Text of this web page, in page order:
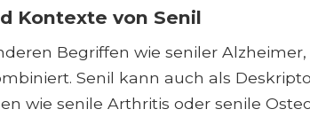
Kontexte von Senil
Begriffen wie seniler Alzheimer,
Senil kann auch als
wie senile Arthritis oder senile